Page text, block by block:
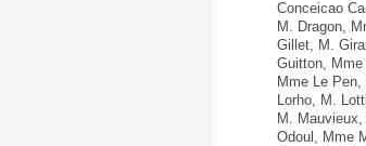
Conceicao
M. Dragon,
Gillet, M.
Guitton,
Mme Le
Lorho, M.
M.
Odoul, Mme